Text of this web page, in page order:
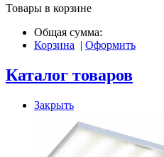
Товары в корзине
Общая сумма:
Корзина | Оформить
Каталог товаров
Закрыть